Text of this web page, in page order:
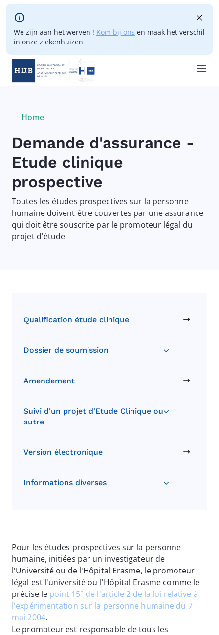
Skip to main content
We zijn aan het werven ! Kom bij ons en maak het verschil
in onze ziekenhuizen
Breadcrumb
Current:
Home
Demande d'assurance -
Etude clinique
prospective
Toutes les études prospectives sur la personne
humaine doivent être couvertes par une assurance
qui doit être souscrite par le promoteur légal du
projet d'étude.
Qualification étude clinique
Dossier de soumission
Amendement
Suivi d'un projet d'Etude Clinique ou
autre
Version électronique
Informations diverses
Pour les études prospectives sur la personne
humaine, initiées par un investigateur de
l'Université ou de l'Hôpital Erasme, le promoteur
légal est l'université ou l'Hôpital Erasme comme le
précise le point 15° de l'article 2 de la loi relative à
l'expérimentation sur la personne humaine du 7
mai 2004.
Le promoteur est responsable de tous les